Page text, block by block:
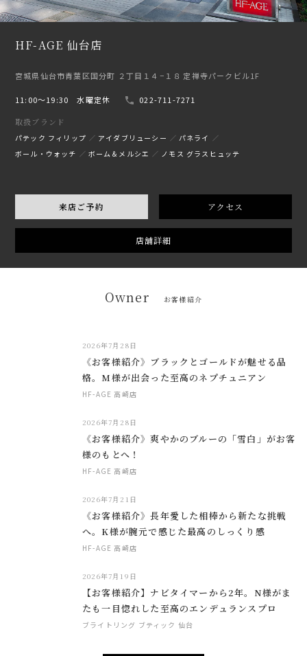
HF-AGE 仙台店
宮城県仙台市青葉区国分町 ２丁目１４−１８ 定禅寺パークビル1F
11:00〜19:30 水曜定休
022-711-7271
取扱ブランド
パテック フィリップ アイダブリューシー
パネライ
ボール・ウォッチ
ボーム＆メルシエ ノモス グラスヒュッテ
来店ご予約 アクセス
店舗詳細
Owner お客様紹介
2026年7月28日
《お客様紹介》ブラックとゴールドが魅せる品
格。M様が出会った至高のネプチュニアン
HF-AGE 高崎店
2026年7月28日
《お客様紹介》爽やかのブルーの「雪白」がお客
様のもとへ！
HF-AGE 高崎店
2026年7月21日
《お客様紹介》長年愛した相棒から新たな挑戦
へ。K様が腕元で感じた最高のしっくり感
HF-AGE 高崎店
2026年7月19日
【お客様紹介】ナビタイマーから2年。N様がま
たも一目惚れした至高のエンデュランスプロ
ブライトリング ブティック 仙台